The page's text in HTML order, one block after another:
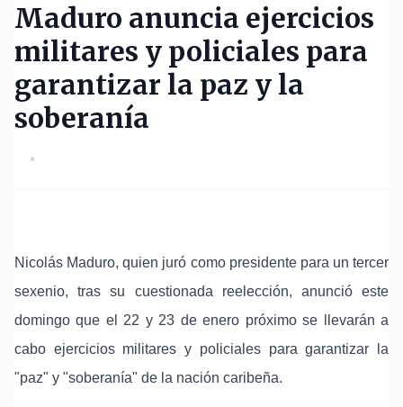
Maduro anuncia ejercicios
militares y policiales para
garantizar la paz y la
soberanía
•
Nicolás Maduro, quien juró como presidente para un tercer
sexenio, tras su cuestionada reelección, anunció este
domingo que el 22 y 23 de enero próximo se llevarán a
cabo ejercicios militares y policiales para garantizar la
"paz" y "soberanía" de la nación caribeña.